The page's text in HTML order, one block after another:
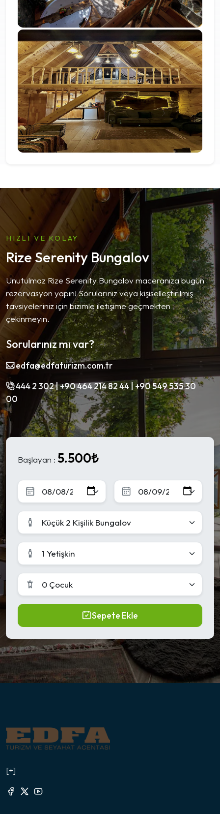
HIZLI VE KOLAY
Rize Serenity Bungalov
Unutulmaz Rize Serenity Bungalov maceranıza bugün
rezervasyon yapın! Sorularınız veya kişiselleştirilmiş
tavsiyeleriniz için bizimle iletişime geçmekten
çekinmeyin.
Sorularınız mı var?
edfa@edfaturizm.com.tr
444 2 302 | +90 464 214 82 44 | +90 549 535 30
00
Başlayan : 5.500₺
Küçük 2 Kişilik Bungalov
1 Yetişkin
0 Çocuk
Sepete Ekle
[+]